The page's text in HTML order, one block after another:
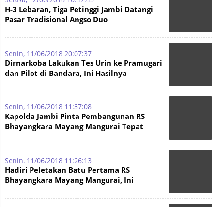
H-3 Lebaran, Tiga Petinggi Jambi Datangi
Pasar Tradisional Angso Duo
Senin, 11/06/2018 20:07:37
Dirnarkoba Lakukan Tes Urin ke Pramugari
dan Pilot di Bandara, Ini Hasilnya
Senin, 11/06/2018 11:37:08
Kapolda Jambi Pinta Pembangunan RS
Bhayangkara Mayang Mangurai Tepat
Senin, 11/06/2018 11:26:13
Hadiri Peletakan Batu Pertama RS
Bhayangkara Mayang Mangurai, Ini